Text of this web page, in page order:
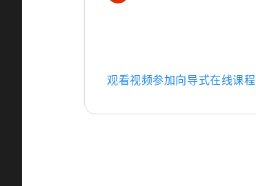
观看视频参加向导式在线课程